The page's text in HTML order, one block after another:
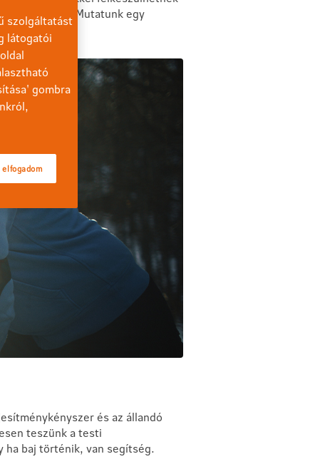
Mutatunk egy
és az állandó
teszünk a testi
ha baj történik, van segítség.
szolgáltatást
látogatói
gombra